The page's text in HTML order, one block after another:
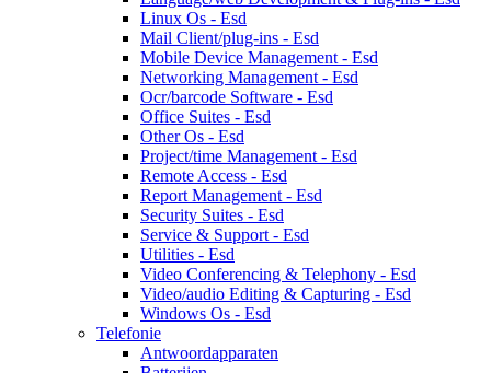
Linux Os - Esd
Mail Client/plug-ins - Esd
Mobile Device Management - Esd
Networking Management - Esd
Ocr/barcode Software - Esd
Office Suites - Esd
Other Os - Esd
Project/time Management - Esd
Remote Access - Esd
Report Management - Esd
Security Suites - Esd
Service & Support - Esd
Utilities - Esd
Video Conferencing & Telephony - Esd
Video/audio Editing & Capturing - Esd
Windows Os - Esd
Telefonie
Antwoordapparaten